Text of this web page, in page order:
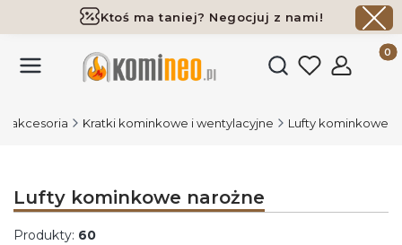
Ktoś ma taniej? Negocjuj z nami!
Darmowa dostawa już od 700 zł
Otwórz
i akcesoria Kratki kominkowe i wentylacyjne Lufty kominkowe
Lufty kominkowe narożne
Produkty: 60